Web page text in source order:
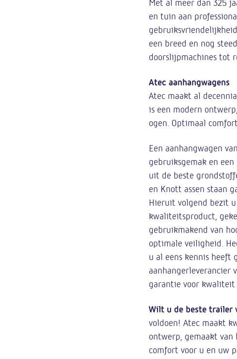
en tuin aan
een breed en nog
doorslijpmachines tot
Atec aanhangwagens
Atec maakt al
is een modern
ogen. Optimaal
Een aanhangwagen
gebruiksgemak en
uit de beste
en Knott assen staan
Hieruit volgend bezit
kwaliteitsproduct,
gebruikmakend van
optimale veiligheid.
u al eens kennis heeft
aanhangerleverancier
garantie voor kwaliteit
Wilt u de beste trailer
voldoen! Atec maakt
ontwerp, gemaakt
comfort voor u en uw